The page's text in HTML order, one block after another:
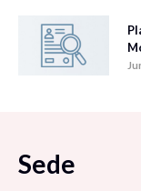
Sede